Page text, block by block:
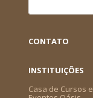
CONTATO
INSTITUIÇÕES
Casa de Cursos e